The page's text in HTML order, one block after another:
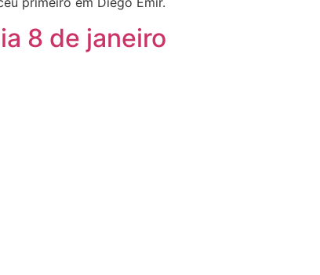
8 de janeiro